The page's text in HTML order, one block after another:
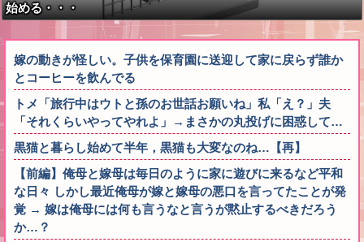
始める・・・
嫁の動きが怪しい。子供を保育園に送迎して家に戻らず誰か
とコーヒーを飲んでる
トメ「旅行中はウトと孫のお世話お願いね」私「え？」夫
「それくらいやってやれよ」→まさかの丸投げに困惑して…
黒猫と暮らし始めて半年，黒猫も大変なのね…【再】
【前編】俺母と嫁母は毎日のように家に遊びに来るなど平和
な日々 しかし最近俺母が嫁と嫁母の悪口を言ってたことが発
覚 → 嫁は俺母には何も言うなと言うが黙止するべきだろう
か…？